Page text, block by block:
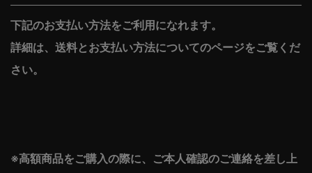
下記のお支払い方法をご利用になれます。
詳細は、送料とお支払い方法についてのページをご覧くだ
さい。
※高額商品をご購入の際に、ご本人確認のご連絡を差し上